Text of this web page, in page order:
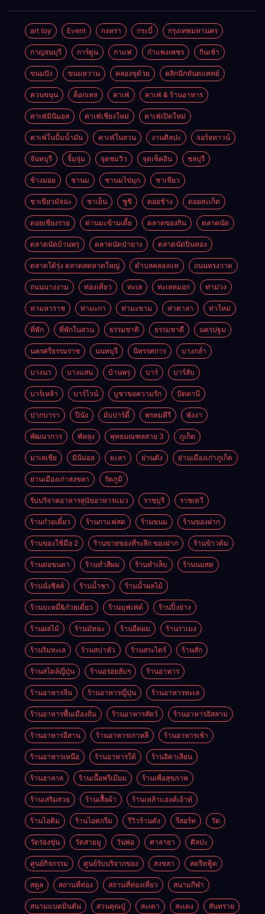
art toy Event กงหรา กระบี่ กรุงเทพมหานคร
กาญจนบุรี การ์ตูน กาแฟ กำแพงเพชร กินเช้า
ขนมปัง ขนมหวาน คลองขุด้วย คลิกนิกทันตแพทย์
ควนขนุน ค็อกเทล คาเฟ่ คาเฟ่ & ร้านอาหาร
คาเฟ่มินิมอล คาเฟ่เชียงใหม่ คาเฟ่เปิดใหม่
คาเฟ่ในปั้มน้ำมัน คาเฟ่ในสวน งานศิลปะ จอร์จทาวน์
จันทบุรี จิ้มจุ่ม จุดชมวิว จุดเช็คอิน ชลบุรี
ช้างม่อย ชานม ชานมไข่มุก ชาเขียว
ชาเขียวมัจฉะ ชาเย็น ซูชิ ดอยช้าง ดอยสะเก็ด
ดอยเชียงราย ด่านมะข้ามเตี้ย ตลาดของกิน ตลาดนัด
ตลาดนัดบ้านพรุ ตลาดนัดป่ายาง ตลาดนัดปิ่นทอง
ตลาดโต้รุ่ง ตลาดสดหาดใหญ่ ตำบลคลองแห ถนนทรงวาด
ถนนนางงาม ท่องเที่ยว ทะเล ทะเลหมอก ท่าม่วง
ท่ามหาราช ท่ามะกา ท่ามะขาม ท่าศาลา ท่าใหม่
ที่พัก ที่พักในสวน ธรรมชาติ ธรรมชาตื นครปฐม
นครศรีธรรมราช นนทบุรี นิทรรศการ บางกล่ำ
บางนา บางแสน บ้านพรุ บาร์ บาร์ลับ
บาร์เหล้า บาร์ไวน์ บูชาขอความรัก ปัตตานี
ปากบารา ปีนัง ผับปาร์ตี้ พรหมคีรี พังงา
พัฒนาการ พัทลุง พุทธมณฑลสาย 3 ภูเก็ต
มาเลเซีย มินิมอล ยะลา ย่านดัง ย่านเมืองเก่าภูเก็ต
ย่านเมืองเก่าสงขลา รัตภูมิ
รับบริจาคอาหารสุนัขอาหารแมว ราชบุรี ราชเทวี
ร้านก๋วยเตี๋ยว ร้านกาแฟสด ร้านขนม ร้านของฝาก
ร้านของใช้มือ 2 ร้านขายของที่ระลึก ของฝาก ร้านข้าวต้ม
ร้านต่อขนตา ร้านทำสีผม ร้านทำเล็บ ร้านนมสด
ร้านนั่งชิลล์ ร้านน้ำชา ร้านน้ำผลไม้
ร้านบะหมี่&ก๋วยเตี๋ยว ร้านบุฟเฟต์ ร้านปิ้งย่าง
ร้านผลไม้ ร้านมัทฉะ ร้านยืดผม ร้านราเมง
ร้านริมทะเล ร้านสปาหัว ร้านสระไดร์ ร้านสัก
ร้านสไตล์ญี่ปุ่น ร้านอร่อยลับๆ ร้านอาหาร
ร้านอาหารจีน ร้านอาหารญี่ปุ่น ร้านอาหารทะเล
ร้านอาหารพื้นเมืองถิ่น ร้านอาหารสัตว์ ร้านอาหารอิสลาม
ร้านอาหารอีสาน ร้านอาหารเกาหลี ร้านอาหารเช้า
ร้านอาหารเหนือ ร้านอาหารใต้ ร้านอิตาเลียน
ร้านฮาลาล ร้านเนื้อพรีเมียม ร้านเพื่อสุขภาพ
ร้านเสริมสวย ร้านเสื้อผ้า ร้านเหล้าแฮงค์เอ้าท์
ร้านไอติม ร้านไอศกรีม รีวิวร้านดัง รีสอร์ท วัด
วัดร่องขุ่น วัดสายมู วันพ่อ ศาลายา ศิลปะ
ศูนย์กิจกรรม ศูนย์รับบริจากของ สงขลา สตรีทฟู้ด
สตูล สถานที่ท่อง สถานที่ท่องเที่ยว สนามกีฬา
สนามแบดมินตัน สวนคุณปู่ สะเดา สะเตง สันทราย